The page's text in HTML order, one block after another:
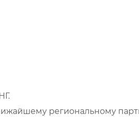
региональному